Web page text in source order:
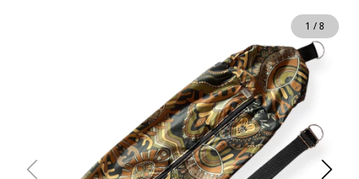
1 / 8